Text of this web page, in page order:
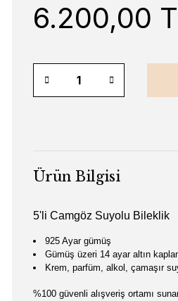
6.200,00
Ürün Bilgisi
5'li Camgöz Suyolu Bileklik
925 Ayar gümüş
Gümüş üzeri 14 ayar altın
Krem, parfüm, alkol, çamaşır
%100 güvenli alışveriş ortamı